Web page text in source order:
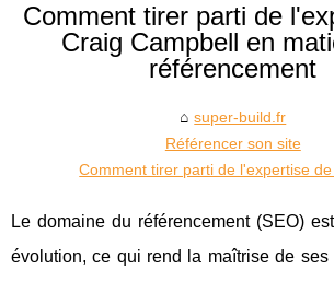
Comment tirer parti de
Craig Campbell en
référencement
super-build.fr
Référencer son site
Comment tirer parti de l'expertise
Le domaine du référencement (SEO)
évolution, ce qui rend la maîtrise de ses